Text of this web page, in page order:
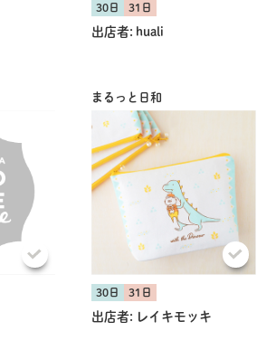
30日 31日
出店者: huali
まるっと日和
30日 31日
出店者: レイキモッキ